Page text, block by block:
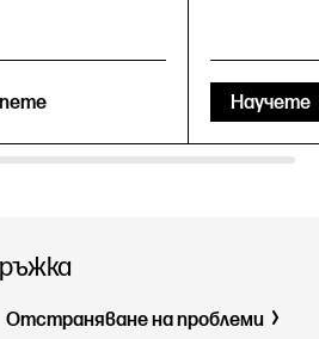
Научете
Отстраняване на проблеми